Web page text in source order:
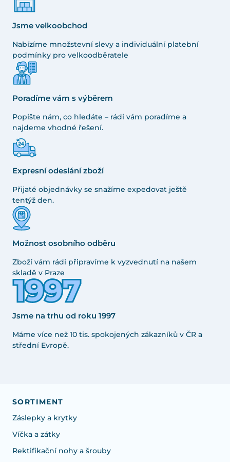
Jsme velkoobchod
Nabízíme množstevní slevy a individuální platební
podmínky pro velkoodběratele
Poradíme vám s výběrem
Popište nám, co hledáte – rádi vám poradíme a
najdeme vhodné řešení.
Expresní odeslání zboží
Přijaté objednávky se snažíme expedovat ještě
tentýž den.
Možnost osobního odběru
Zboží vám rádi připravíme k vyzvednutí na našem
skladě v Praze
Jsme na trhu od roku 1997
Máme více než 10 tis. spokojených zákazníků v ČR a
střední Evropě.
SORTIMENT
Záslepky a krytky
Víčka a zátky
Rektifikační nohy a šrouby